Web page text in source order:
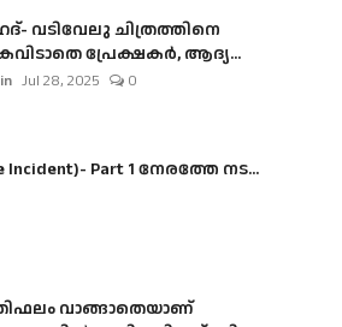
വടിവേലു ചിത്രത്തിനെ
പ്രേക്ഷകർ, ആദ്യ...
Jul 28, 2025 0
Incident)- Part 1 നേരത്തേ നട...
വാങ്ങാതെയാണ്